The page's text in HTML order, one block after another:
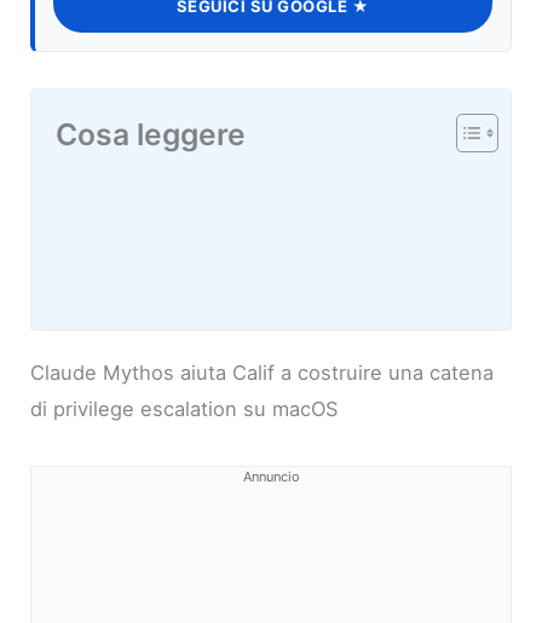
SEGUICI SU GOOGLE ★
Cosa leggere
Claude Mythos aiuta Calif a costruire una catena
di privilege escalation su macOS
Annuncio